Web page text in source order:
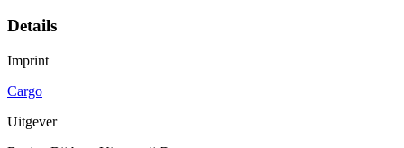
Details
Imprint
Cargo
Uitgever